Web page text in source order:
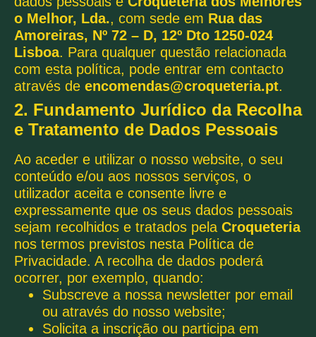
o Melhor, Lda., com sede em Rua das
Amoreiras, Nº 72 – D, 12º Dto 1250-024
Lisboa. Para qualquer questão relacionada
com esta política, pode entrar em contacto
através de encomendas@croqueteria.pt.
2. Fundamento Jurídico da Recolha
e Tratamento de Dados Pessoais
Ao aceder e utilizar o nosso website, o seu
conteúdo e/ou aos nossos serviços, o
utilizador aceita e consente livre e
expressamente que os seus dados pessoais
sejam recolhidos e tratados pela Croqueteria
nos termos previstos nesta Política de
Privacidade. A recolha de dados poderá
ocorrer, por exemplo, quando:
Subscreve a nossa newsletter por email
ou através do nosso website;
Solicita a inscrição ou participa em